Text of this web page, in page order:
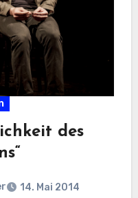
des
14. Mai 2014